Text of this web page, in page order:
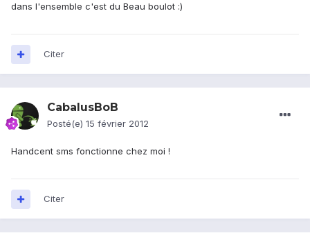
dans l'ensemble c'est du Beau boulot :)
Citer
CabalusBoB
Posté(e) 15 février 2012
Handcent sms fonctionne chez moi !
Citer